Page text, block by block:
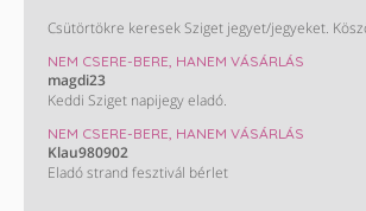
Csütörtökre keresek Sziget jegyet/jegyeket.
NEM CSERE-BERE, HANEM VÁSÁRLÁS
magdi23
Keddi Sziget napijegy eladó.
NEM CSERE-BERE, HANEM VÁSÁRLÁS
Klau980902
Eladó strand fesztivál bérlet